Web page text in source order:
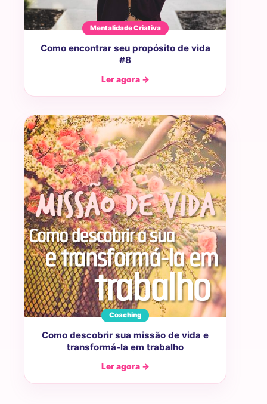
Mentalidade Criativa
Como encontrar seu propósito de vida
#8
Ler agora →
Coaching
Como descobrir sua missão de vida e
transformá-la em trabalho
Ler agora →